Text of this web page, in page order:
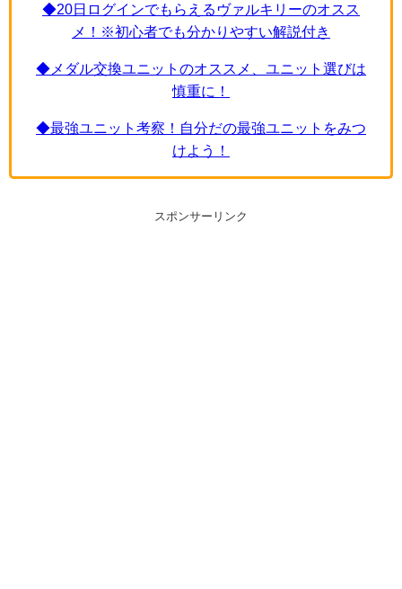
◆20日ログインでもらえるヴァルキリーのオスス
メ！※初心者でも分かりやすい解説付き
◆メダル交換ユニットのオススメ、ユニット選びは
慎重に！
◆最強ユニット考察！自分だの最強ユニットをみつ
けよう！
スポンサーリンク